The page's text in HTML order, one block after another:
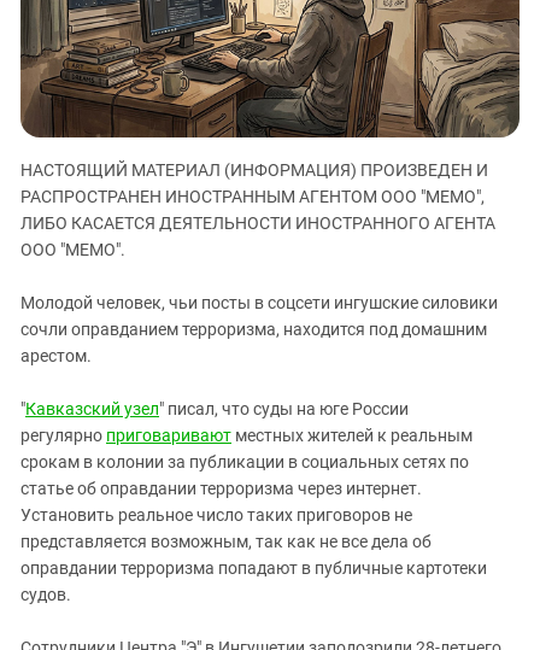
ЗАСТАВЛЯЕТ
КАВКАЗ ЗА ПАЛЕСТИНУ
ИНАКОМЫСЛИЕ В ЧЕЧНЕ
ПРЕСЛЕДОВАНИЕ АКТИВИСТОВ
МОБИЛИЗАЦИЯ И ПРОТЕСТЫ
Дагестан
Ингушетия
Кабардино-Балкария
Калмыкия
Карачаево-Черкесия
Краснодарский край
Нагорный Карабах
Северная Осетия - Алания
Ставропольский край
Чечня
Южный Кавказ
ЮФО
НАСТОЯЩИЙ МАТЕРИАЛ (ИНФОРМАЦИЯ) ПРОИЗВЕДЕН И
РАСПРОСТРАНЕН ИНОСТРАННЫМ АГЕНТОМ ООО "МЕМО",
ЛИБО КАСАЕТСЯ ДЕЯТЕЛЬНОСТИ ИНОСТРАННОГО АГЕНТА
ООО "МЕМО".
Молодой человек, чьи посты в соцсети ингушские силовики
сочли оправданием терроризма, находится под домашним
арестом.
"Кавказский узел" писал, что суды на юге России
регулярно приговаривают местных жителей к реальным
срокам в колонии за публикации в социальных сетях по
статье об оправдании терроризма через интернет.
Установить реальное число таких приговоров не
представляется возможным, так как не все дела об
оправдании терроризма попадают в публичные картотеки
судов.